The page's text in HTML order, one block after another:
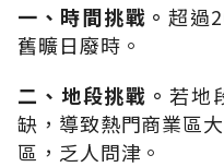
一、時間挑戰。 超過
舊曠日廢時。
二、地段挑戰。 若地
缺，導致熱門商業區
區，乏人問津。